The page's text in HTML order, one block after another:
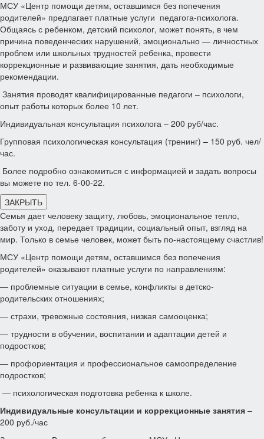
МСУ «Центр помощи детям, оставшимся без попечения
родителей» предлагает платные услуги педагога-психолога.
Общаясь с ребенком, детский психолог, может понять, в чем
причина поведенческих нарушений, эмоционально — личностных
проблем или школьных трудностей ребенка, провести
коррекционные и развивающие занятия, дать необходимые
рекомендации.
Занятия проводят квалифицированные педагоги – психологи,
опыт работы которых более 10 лет.
Индивидуальная консультация психолога – 200 руб/час.
Групповая психологическая консультация (тренинг) – 150 руб. чел/
час.
Более подробно ознакомиться с информацией и задать вопросы
вы можете по тел. 6-00-22.
ЗАКРЫТЬ
Семья дает человеку защиту, любовь, эмоциональное тепло,
заботу и уход, передает традиции, социальный опыт, взгляд на
мир. Только в семье человек, может быть по-настоящему счастлив!
МСУ «Центр помощи детям, оставшимся без попечения
родителей» оказывают платные услуги по направлениям:
— проблемные ситуации в семье, конфликты в детско-
родительских отношениях;
— страхи, тревожные состояния, низкая самооценка;
— трудности в обучении, воспитании и адаптации детей и
подростков;
— профориентация и профессиональное самоопределение
подростков;
— психологическая подготовка ребенка к школе.
Индивидуальные консультации и коррекционные занятия –
200 руб./час